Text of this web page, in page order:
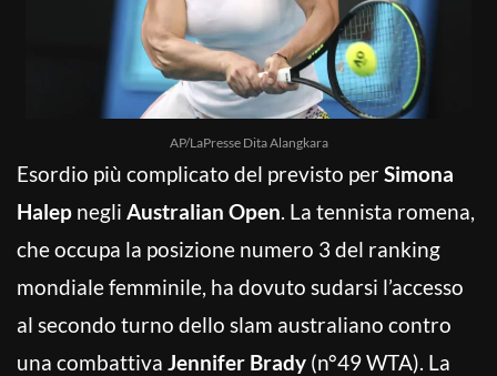
AP/LaPresse Dita Alangkara
Esordio più complicato del previsto perSimona
Halep negli Australian Open. La tennista romena,
che occupa la posizione numero 3 del ranking
mondiale femminile, ha dovuto sudarsi l’accesso
al secondo turno dello slam australiano contro
una combattiva Jennifer Brady (n°49 WTA). La